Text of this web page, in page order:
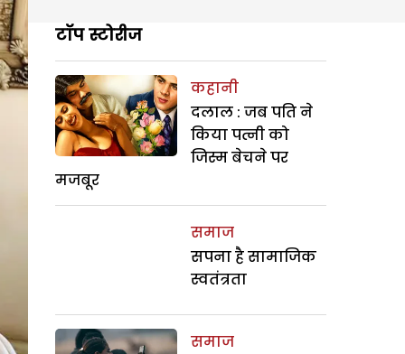
टॉप स्टोरीज
कहानी
दलाल : जब पति ने
किया पत्नी को
जिस्म बेचने पर
मजबूर
समाज
सपना है सामाजिक
स्वतंत्रता
समाज